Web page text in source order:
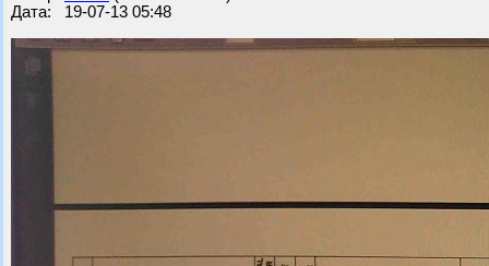
Дата: 19-07-13 05:48